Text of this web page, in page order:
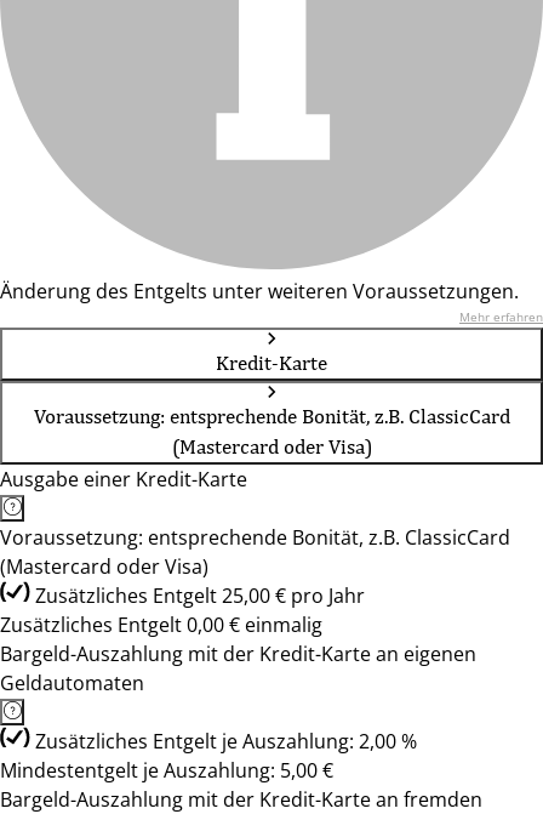
Änderung des Entgelts unter weiteren Voraussetzungen.
Mehr erfahren
Kredit-Karte
Voraussetzung: entsprechende Bonität, z.B. ClassicCard
(Mastercard oder Visa)
Ausgabe einer Kredit-Karte
Voraussetzung: entsprechende Bonität, z.B. ClassicCard
(Mastercard oder Visa)
Zusätzliches Entgelt 25,00 € pro Jahr
Zusätzliches Entgelt 0,00 € einmalig
Bargeld-Auszahlung mit der Kredit-Karte an eigenen
Geldautomaten
Zusätzliches Entgelt je Auszahlung: 2,00 %
Mindestentgelt je Auszahlung: 5,00 €
Bargeld-Auszahlung mit der Kredit-Karte an fremden